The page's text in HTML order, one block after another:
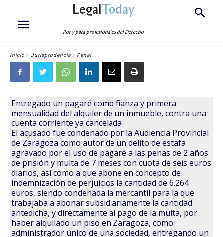
LegalToday
Por y para profesionales del Derecho
Inicio Jurisprudencia Penal
Entregado un pagaré como fianza y primera
mensualidad del alquiler de un inmueble, contra una
cuenta corriente ya cancelada
El acusado fue condenado por la Audiencia Provincial
de Zaragoza como autor de un delito de estafa
agravado por el uso de pagaré a las penas de 2 años
de prisión y multa de 7 meses con cuota de seis euros
diarios, así como a que abone en concepto de
indemnización de perjuicios la cantidad de 6.264
euros, siendo condenada la mercantil para la que
trabajaba a abonar subsidiariamente la cantidad
antedicha, y directamente al pago de la multa, por
haber alquilado un piso en Zaragoza, como
administrador único de una sociedad, entregando un